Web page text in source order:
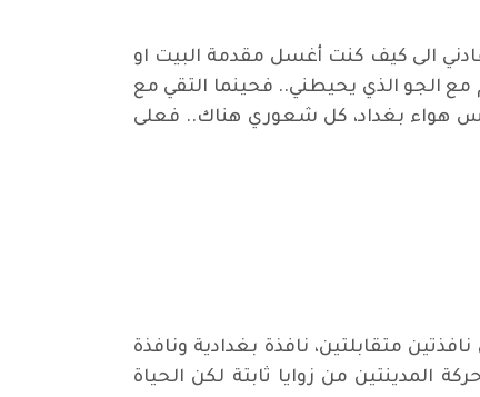
الى كيف كنت أغسل مقدمة البيت او
مع الجو الذي يحيطني.. فحينما التقي مع
هواء بغداد، كل شعوري هناك.. فعلى
متقابلتين، نافذة بغدادية ونافذة
المدينتين من زوايا ثابتة لكن الحياة